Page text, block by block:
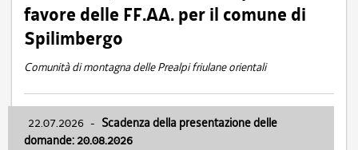
favore delle FF.AA. per il comune di
Spilimbergo
Comunità di montagna delle Prealpi friulane orientali
22.07.2026 - Scadenza della presentazione delle
domande: 20.08.2026